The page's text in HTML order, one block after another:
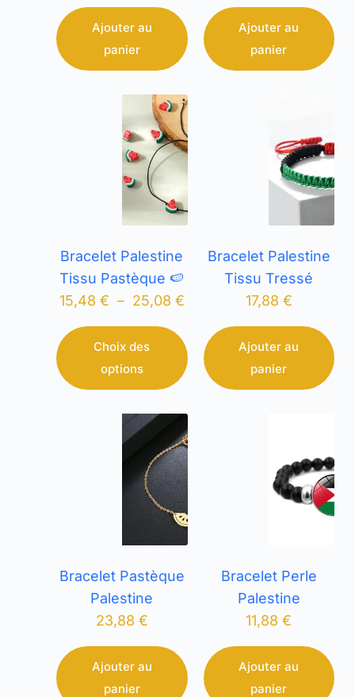
Ajouter au
panier
Ajouter au
panier
Bracelet Palestine
Tissu Pastèque 🍉
15,48 € – 25,08 €
Choix des
options
Bracelet Palestine
Tissu Tressé
17,88 €
Ajouter au
panier
Bracelet Pastèque
Palestine
23,88 €
Ajouter au
panier
Bracelet Perle
Palestine
11,88€
Ajouter au
panier